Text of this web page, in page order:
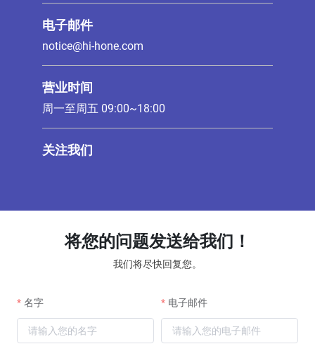
电子邮件
notice@hi-hone.com
营业时间
周一至周五 09:00~18:00
关注我们
将您的问题发送给我们！
我们将尽快回复您。
名字 电子邮件